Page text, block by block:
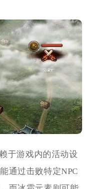
于游戏内的活动设
通过击败特定NPC